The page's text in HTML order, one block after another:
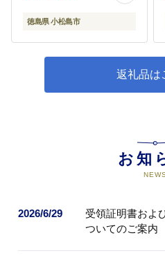
徳島県 小松島市
返礼品は
お知
NEWS
2026/6/29
受領証明書およ
ついてのご案内